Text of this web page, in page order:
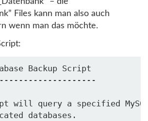
Files kann man also auch
wenn man das möchte.
Backup Script
will query a specified
databases.